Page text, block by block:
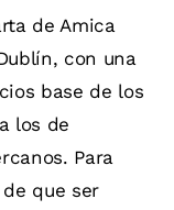
de Amica
con una
base de los
los de
Para
que ser